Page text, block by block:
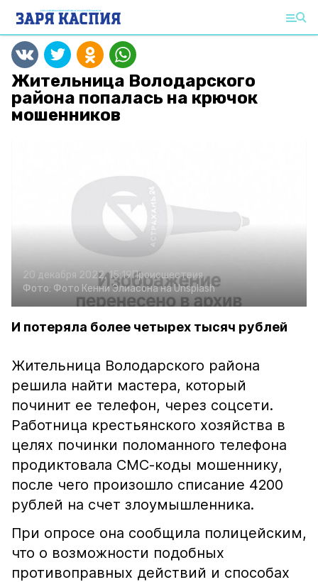
Жительница Володарского
района попалась на крючок
мошенников
20 декабря 2022, 15:19Происшествия
Фото: Фото Кенни Элиасона на Unsplash
И потеряла более четырех тысяч рублей
Жительница Володарского района
решила найти мастера, который
починит ее телефон, через соцсети.
Работница крестьянского хозяйства в
целях починки поломанного телефона
продиктовала СМС-коды мошеннику,
после чего произошло списание 4200
рублей на счет злоумышленника.
При опросе она сообщила полицейским,
что о возможности подобных
противоправных действий и способах